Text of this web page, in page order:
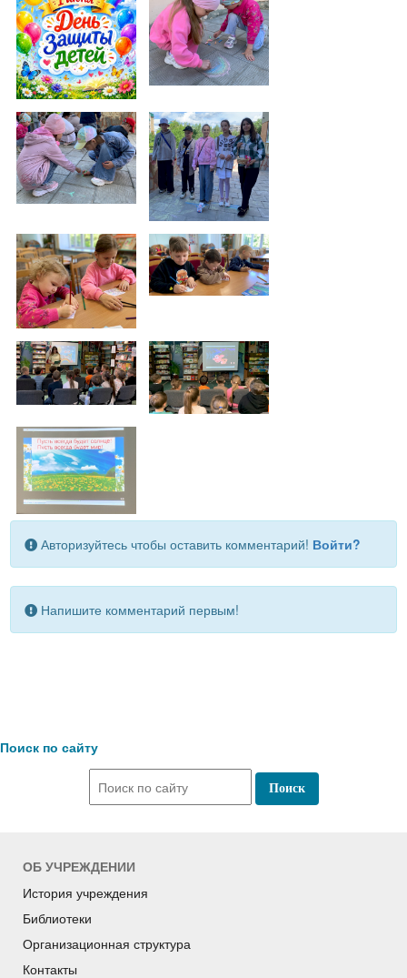
Авторизуйтесь чтобы оставить комментарий! Войти?
Напишите комментарий первым!
Поиск по сайту
ОБ УЧРЕЖДЕНИИ
История учреждения
Библиотеки
Организационная структура
Контакты